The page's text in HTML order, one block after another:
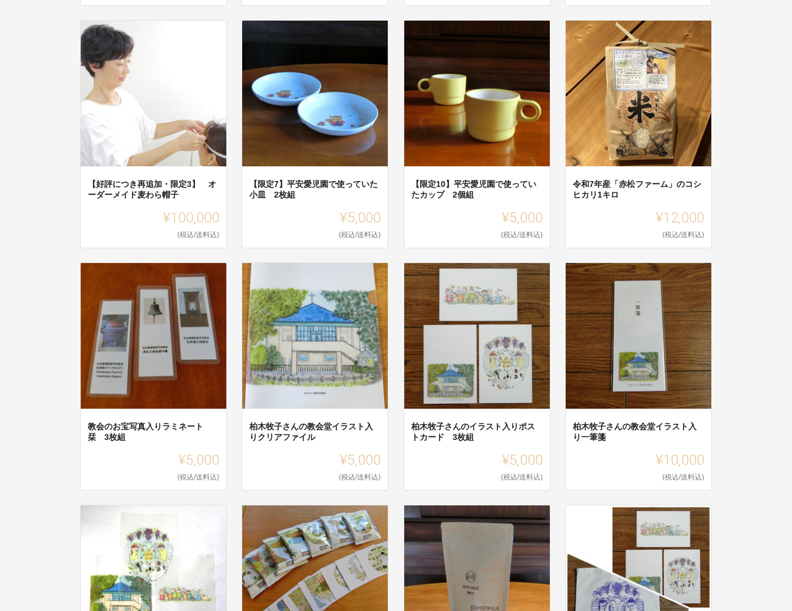
【好評につき再追加・限定3】 オ
ーダーメイド麦わら帽子
¥100,000
(税込/送料込)
【限定7】平安愛児園で使っていた
小皿 2枚組
¥5,000
(税込/送料込)
【限定10】平安愛児園で使ってい
たカップ 2個組
¥5,000
(税込/送料込)
令和7年産「赤松ファーム」のコシ
ヒカリ1キロ
¥12,000
(税込/送料込)
教会のお宝写真入りラミネート
栞 3枚組
¥5,000
(税込/送料込)
柏木牧子さんの教会堂イラスト入
りクリアファイル
¥5,000
(税込/送料込)
柏木牧子さんのイラスト入りポス
トカード 3枚組
¥5,000
(税込/送料込)
柏木牧子さんの教会堂イラスト入
り一筆箋
¥10,000
(税込/送料込)